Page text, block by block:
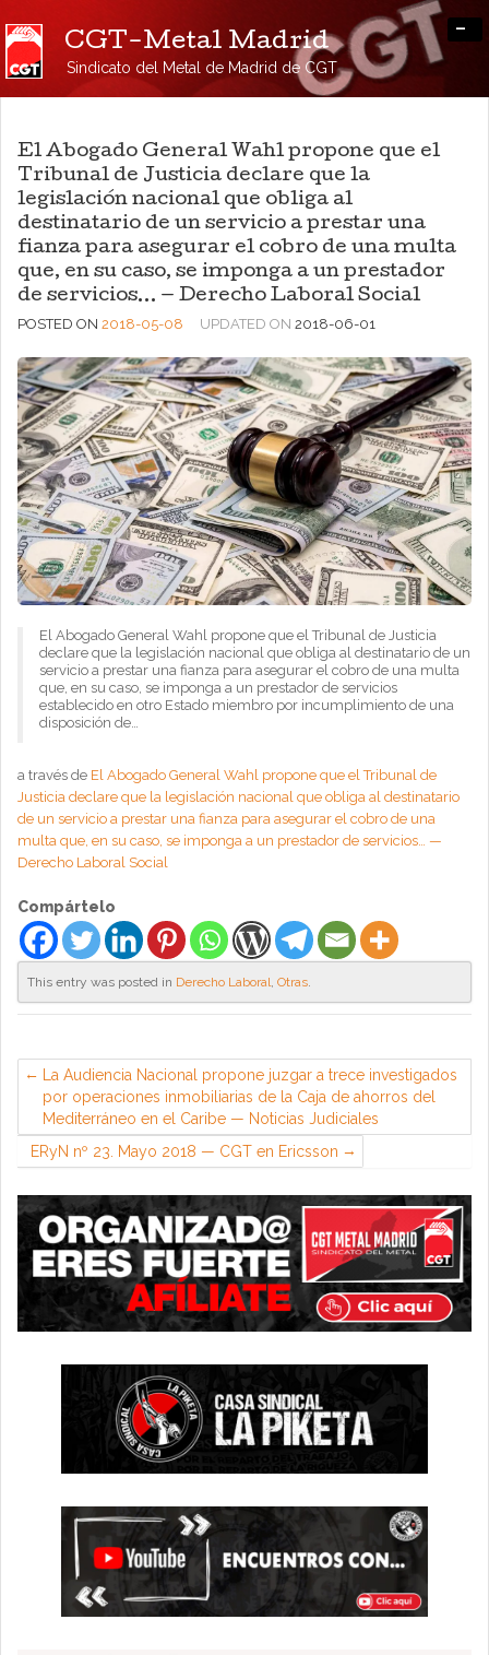
CGT-Metal Madrid
Sindicato del Metal de Madrid de CGT
-
El Abogado General Wahl propone que el
Tribunal de Justicia declare que la
legislación nacional que obliga al
destinatario de un servicio a prestar una
fianza para asegurar el cobro de una multa
que, en su caso, se imponga a un prestador
de servicios… — Derecho Laboral Social
POSTED ON 2018-05-08 UPDATED ON 2018-06-01
El Abogado General Wahl propone que el Tribunal de Justicia
declare que la legislación nacional que obliga al destinatario de un
servicio a prestar una fianza para asegurar el cobro de una multa
que, en su caso, se imponga a un prestador de servicios
establecido en otro Estado miembro por incumplimiento de una
disposición de…
a través de El Abogado General Wahl propone que el Tribunal de
Justicia declare que la legislación nacional que obliga al destinatario
de un servicio a prestar una fianza para asegurar el cobro de una
multa que, en su caso, se imponga a un prestador de servicios… —
Derecho Laboral Social
Compártelo
This entry was posted in Derecho Laboral, Otras.
La Audiencia Nacional propone juzgar a trece investigados
por operaciones inmobiliarias de la Caja de ahorros del
Mediterráneo en el Caribe — Noticias Judiciales
ERyN nº 23. Mayo 2018 — CGT en Ericsson